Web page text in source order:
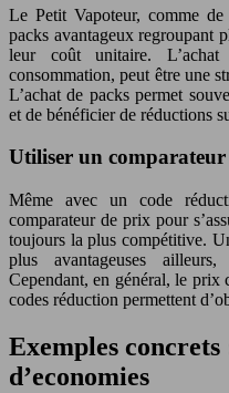
Le Petit Vapoteur, comme
packs avantageux regroupant
leur coût unitaire.
consommation, peut être une
L’achat de packs permet
et de bénéficier de réductions
Utiliser un
Même avec un code
comparateur de prix pour
toujours la plus compétitive.
plus avantageuses
Cependant, en général, le prix
codes réduction permettent
Exemples
d’economies